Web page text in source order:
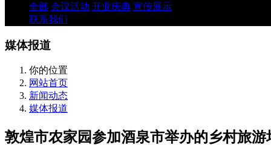
全部 会议活动 开业庆典 宣传展示
联系我们
媒体报道
你的位置
网站首页
新闻动态
媒体报道
敦煌市农家园参加酒泉市举办的乡村旅游